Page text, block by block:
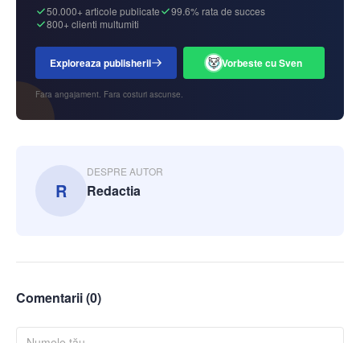
50.000+ articole publicate
99.6% rata de succes
800+ clienti multumiti
Exploreaza publisherii Vorbeste cu Sven
Fara angajament. Fara costuri ascunse.
R
DESPRE AUTOR
Redactia
Comentarii (0)